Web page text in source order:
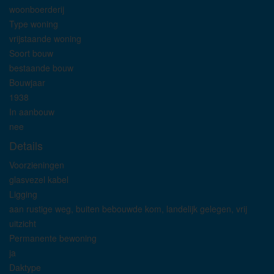
woonboerderij
Type woning
vrijstaande woning
Soort bouw
bestaande bouw
Bouwjaar
1938
In aanbouw
nee
Details
Voorzieningen
glasvezel kabel
Ligging
aan rustige weg, buiten bebouwde kom, landelijk gelegen, vrij
uitzicht
Permanente bewoning
ja
Daktype